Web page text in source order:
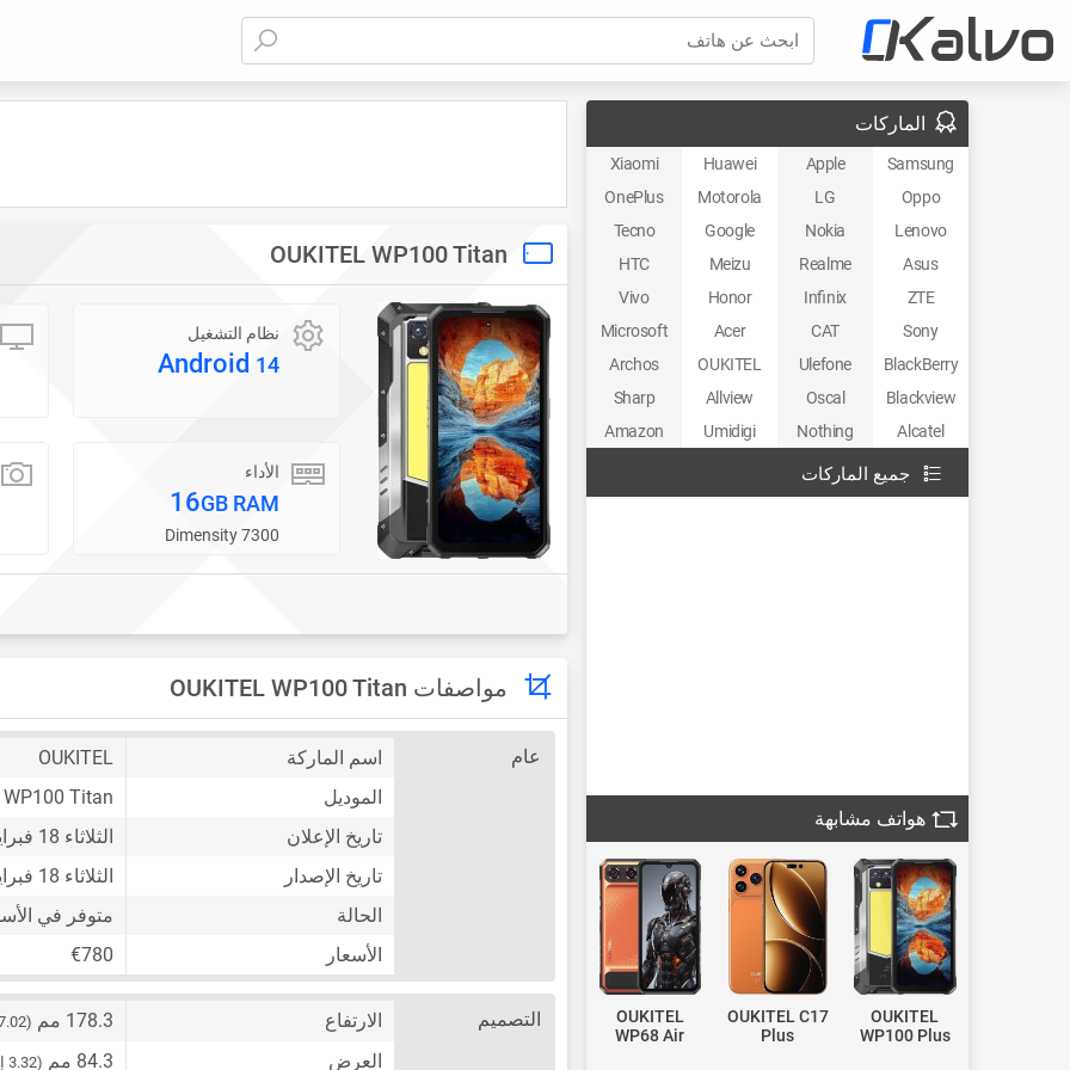
ابحث عن هاتف
OUKITEL WP100 Titan
نظام التشغيل
Android 14
الأداء
16GB RAM
Dimensity 7300
مواصفات OUKITEL WP100 Titan
عام اسم الماركة
OUKITEL
الموديل
WP100 Titan
تاريخ الإعلان
الثلاثاء 18 فبراير 2025
تاريخ الإصدار
الثلاثاء 18 فبراير 2025
الحالة
متوفر في
الأسعار
€780
التصميم الارتفاع 178.3 مم (7.02 إنش)
العرض 84.3 مم (3.32 إنش)
الماركات
Samsung
Apple
Huawei
Xiaomi
Oppo
LG
Motorola
OnePlus
Lenovo
Nokia
Google
Tecno
Asus
Realme
Meizu
HTC
ZTE
Infinix
Honor
Vivo
Sony
CAT
Acer
Microsoft
BlackBerry
Ulefone
OUKITEL
Archos
Blackview
Oscal
Allview
Sharp
Alcatel
Nothing
Umidigi
Amazon
جميع الماركات
هواتف مشابهة
OUKITEL
WP100 Plus
OUKITEL C17
Plus
OUKITEL
WP68 Air